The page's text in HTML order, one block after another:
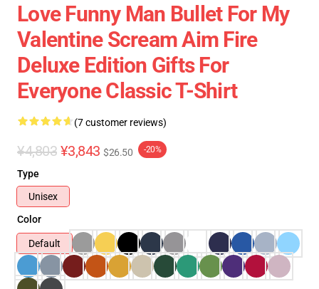
Love Funny Man Bullet For My
Valentine Scream Aim Fire
Deluxe Edition Gifts For
Everyone Classic T-Shirt
(7 customer reviews)
¥4,803 ¥3,843 $26.50 -20%
Type
Unisex
Color
Default